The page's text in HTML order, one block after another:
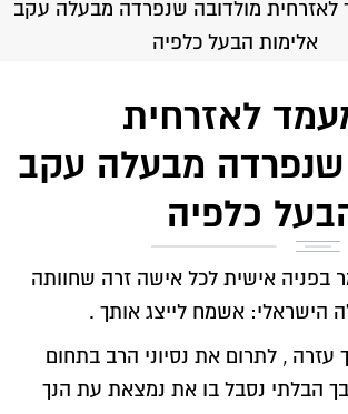
מולדובה שנפרדה מבעלה עקב
אלימות הבעל כלפיה
לאזרחית
שנפרדה מבעלה עקב
כלפיה
בפניה אישית לכל אישה זרה שחוותה
הישראלי: אשמח לייצג אותך .
, לתרום את נסיוני הרב בתחום
הבלתי נסבל בו את נמצאת עת הנך